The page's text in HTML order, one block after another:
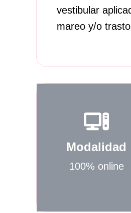
vestibular
mareo y/o
Modalidad
100% online